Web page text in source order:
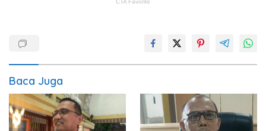
Baca Juga